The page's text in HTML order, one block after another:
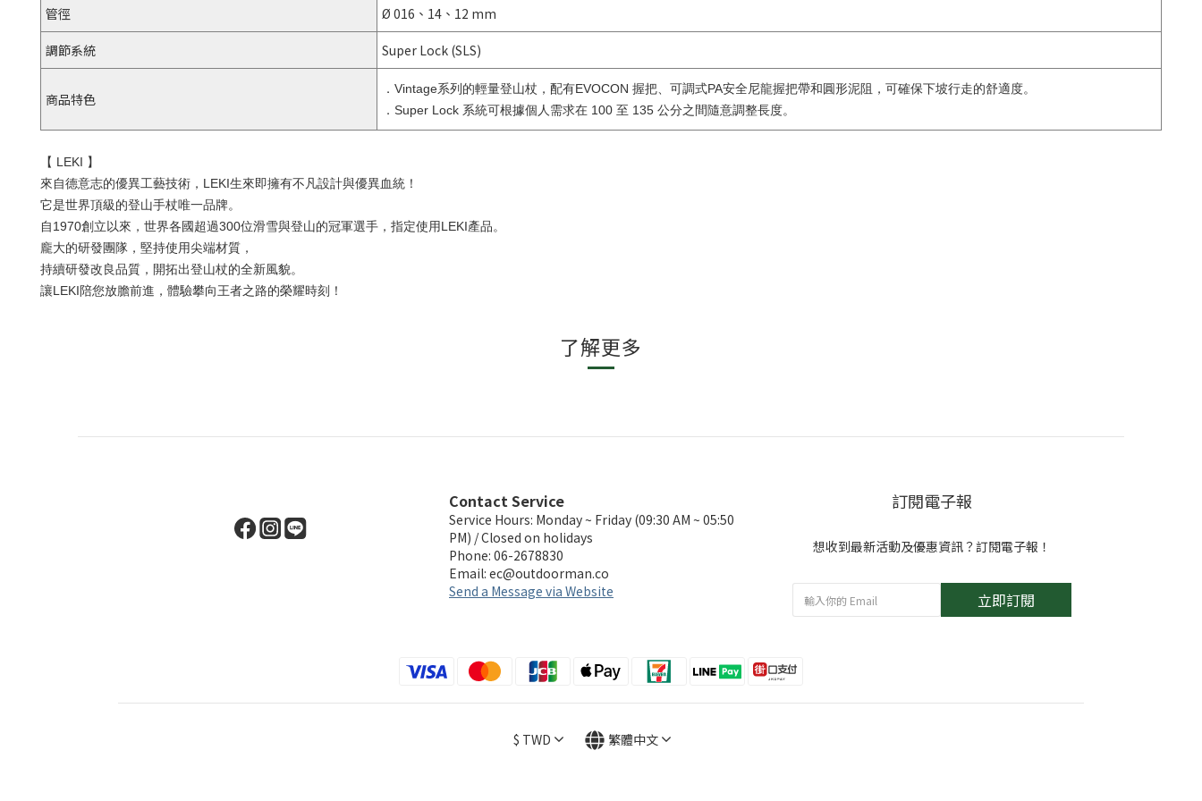
管徑 Ø 016、14、12 mm
調節系統 Super Lock (SLS)
商品特色
．Vintage系列的輕量登山杖，配有EVOCON 握把、可調式PA安全尼龍握把帶和圓形泥阻，可確保下坡行走的舒適度。
．Super Lock 系統可根據個人需求在 100 至 135 公分之間隨意調整長度。
【 LEKI 】
來自德意志的優異工藝技術，LEKI生來即擁有不凡設計與優異血統！
它是世界頂級的登山手杖唯一品牌。
自1970創立以來，世界各國超過300位滑雪與登山的冠軍選手，指定使用LEKI產品。
龐大的研發團隊，堅持使用尖端材質，
持續研發改良品質，開拓出登山杖的全新風貌。
讓LEKI陪您放膽前進，體驗攀向王者之路的榮耀時刻！
了解更多
Contact Service
Service Hours: Monday ~ Friday (09:30 AM ~ 05:50
PM) / Closed on holidays
Phone: 06-2678830
Email: ec@outdoorman.co
Send a Message via Website
訂閱電子報
想收到最新活動及優惠資訊？訂閱電子報！
立即訂閱
$ TWD 繁體中文